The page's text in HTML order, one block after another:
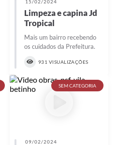
15/02/2024
Limpeza e capina Jd
Tropical
Mais um bairro recebendo
os cuidados da Prefeitura.
931 VISUALIZAÇÕES
SEM CATEGORIA
09/02/2024